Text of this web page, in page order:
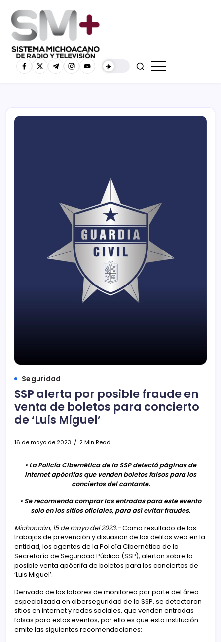
Seguridad
SSP alerta por posible fraude en
venta de boletos para concierto
de ‘Luis Miguel’
16 de mayo de 2023 2 Min Read
• La Policía Cibernética de la SSP detectó páginas de
internet apócrifas que venden boletos falsos para los
conciertos del cantante.
• Se recomienda comprar las entradas para este evento
solo en los sitios oficiales, para así evitar fraudes.
Michoacán, 15 de mayo del 2023.-Como resultado de los
trabajos de prevención y disuasión de los delitos web en la
entidad, los agentes de la Policía Cibernética de la
Secretaría de Seguridad Pública (SSP), alertan sobre la
posible venta apócrifa de boletos para los conciertos de
‘Luis Miguel’.
Derivado de las labores de monitoreo por parte del área
especializada en ciberseguridad de la SSP, se detectaron
sitios en internet y redes sociales, que venden entradas
falsas para estos eventos; por ello es que esta institución
emite las siguientes recomendaciones: